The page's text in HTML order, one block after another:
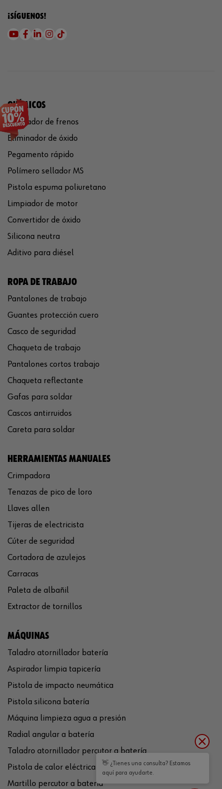
¡SÍGUENOS!
QUÍMICOS
Limpiador de frenos
Eliminador de óxido
Pegamento rápido
Polímero sellador MS
Pistola espuma poliuretano
Limpiador de motor
Convertidor de óxido
Silicona neutra
Aditivo para diésel
ROPA DE TRABAJO
Pantalones de trabajo
Guantes protección cuero
Casco de seguridad
Chaqueta de trabajo
Pantalones cortos trabajo
Chaqueta reflectante
Gafas para soldar
Cascos antirruidos
Careta para soldar
HERRAMIENTAS MANUALES
Crimpadora
Tenazas de pico de loro
Llaves allen
Tijeras de electricista
Cúter de seguridad
Cortadora de azulejos
Carracas
Paleta de albañil
Extractor de tornillos
MÁQUINAS
Taladro atornillador batería
Aspirador limpia tapicería
Pistola de impacto neumática
Pistola silicona batería
Máquina limpieza agua a presión
Radial angular a batería
Taladro atornillador percutor a batería
Pistola de calor eléctrica
Martillo percutor a batería
👋 ¿Tienes una consulta? Estamos
aquí para ayudarte.